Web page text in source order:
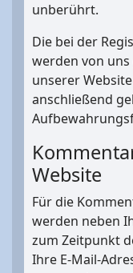
unberührt.
Die bei der
werden von
unserer
anschließend
Website
Für die
werden neben
zum Zeitpunkt
Ihre E-Mail-